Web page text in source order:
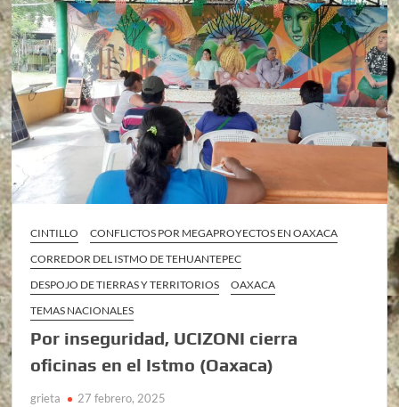
CINTILLO
CONFLICTOS POR MEGAPROYECTOS EN OAXACA
CORREDOR DEL ISTMO DE TEHUANTEPEC
DESPOJO DE TIERRAS Y TERRITORIOS
OAXACA
TEMAS NACIONALES
Por inseguridad, UCIZONI cierra
oficinas en el Istmo (Oaxaca)
grieta 27 febrero, 2025